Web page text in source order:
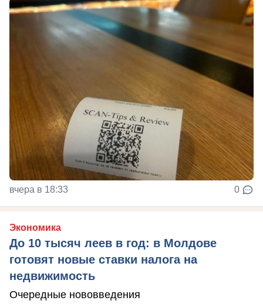
вчера в 18:33 0
Экономика
До 10 тысяч леев в год: в Молдове
готовят новые ставки налога на
недвижимость
Очередные нововведения